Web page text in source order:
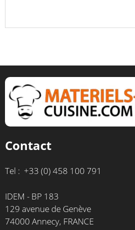
Contact
Tel : +33 (0) 458 100 791
IDEM - BP 183
129 avenue de Genève
74000 Annecy, FRANCE